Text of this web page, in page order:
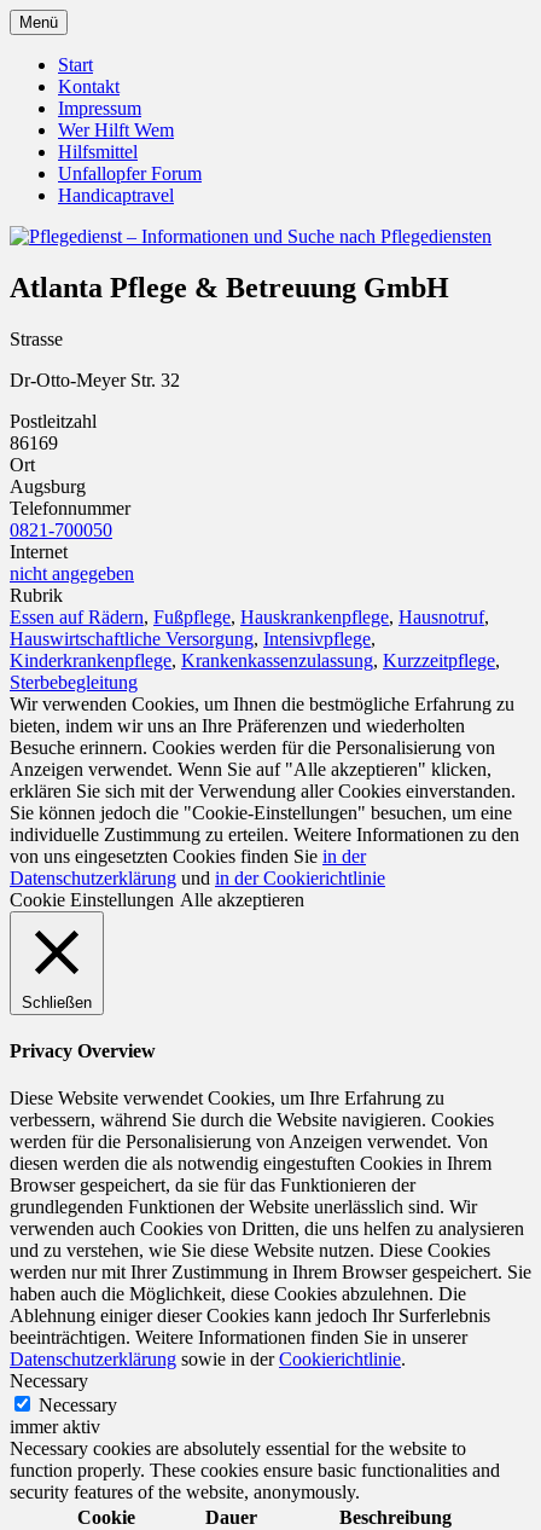
Zum
Inhalt
springen
Pflegedienst – Informationen
und Suche nach Pflegediensten
Unfallopfer – Hilfswerk
Menü
Start
Kontakt
Impressum
Wer Hilft Wem
Hilfsmittel
Unfallopfer Forum
Handicaptravel
Atlanta Pflege & Betreuung GmbH
Strasse
Dr-Otto-Meyer Str. 32
Postleitzahl
86169
Ort
Augsburg
Telefonnummer
0821-700050
Internet
nicht angegeben
Rubrik
Essen auf Rädern, Fußpflege, Hauskrankenpflege, Hausnotruf,
Hauswirtschaftliche Versorgung, Intensivpflege,
Kinderkrankenpflege, Krankenkassenzulassung, Kurzzeitpflege,
Sterbebegleitung
Wir verwenden Cookies, um Ihnen die bestmögliche Erfahrung zu
bieten, indem wir uns an Ihre Präferenzen und wiederholten
Besuche erinnern. Cookies werden für die Personalisierung von
Anzeigen verwendet. Wenn Sie auf "Alle akzeptieren" klicken,
erklären Sie sich mit der Verwendung aller Cookies einverstanden.
Sie können jedoch die "Cookie-Einstellungen" besuchen, um eine
individuelle Zustimmung zu erteilen. Weitere Informationen zu den
von uns eingesetzten Cookies finden Sie in der
Datenschutzerklärung und in der Cookierichtlinie
Cookie Einstellungen Alle akzeptieren
Schließen
Privacy Overview
Diese Website verwendet Cookies, um Ihre Erfahrung zu
verbessern, während Sie durch die Website navigieren. Cookies
werden für die Personalisierung von Anzeigen verwendet. Von
diesen werden die als notwendig eingestuften Cookies in Ihrem
Browser gespeichert, da sie für das Funktionieren der
grundlegenden Funktionen der Website unerlässlich sind. Wir
verwenden auch Cookies von Dritten, die uns helfen zu analysieren
und zu verstehen, wie Sie diese Website nutzen. Diese Cookies
werden nur mit Ihrer Zustimmung in Ihrem Browser gespeichert. Sie
haben auch die Möglichkeit, diese Cookies abzulehnen. Die
Ablehnung einiger dieser Cookies kann jedoch Ihr Surferlebnis
beeinträchtigen. Weitere Informationen finden Sie in unserer
Datenschutzerklärung sowie in derCookierichtlinie.
Necessary
Necessary
immer aktiv
Necessary cookies are absolutely essential for the website to
function properly. These cookies ensure basic functionalities and
security features of the website, anonymously.
Cookie
Dauer Beschreibung